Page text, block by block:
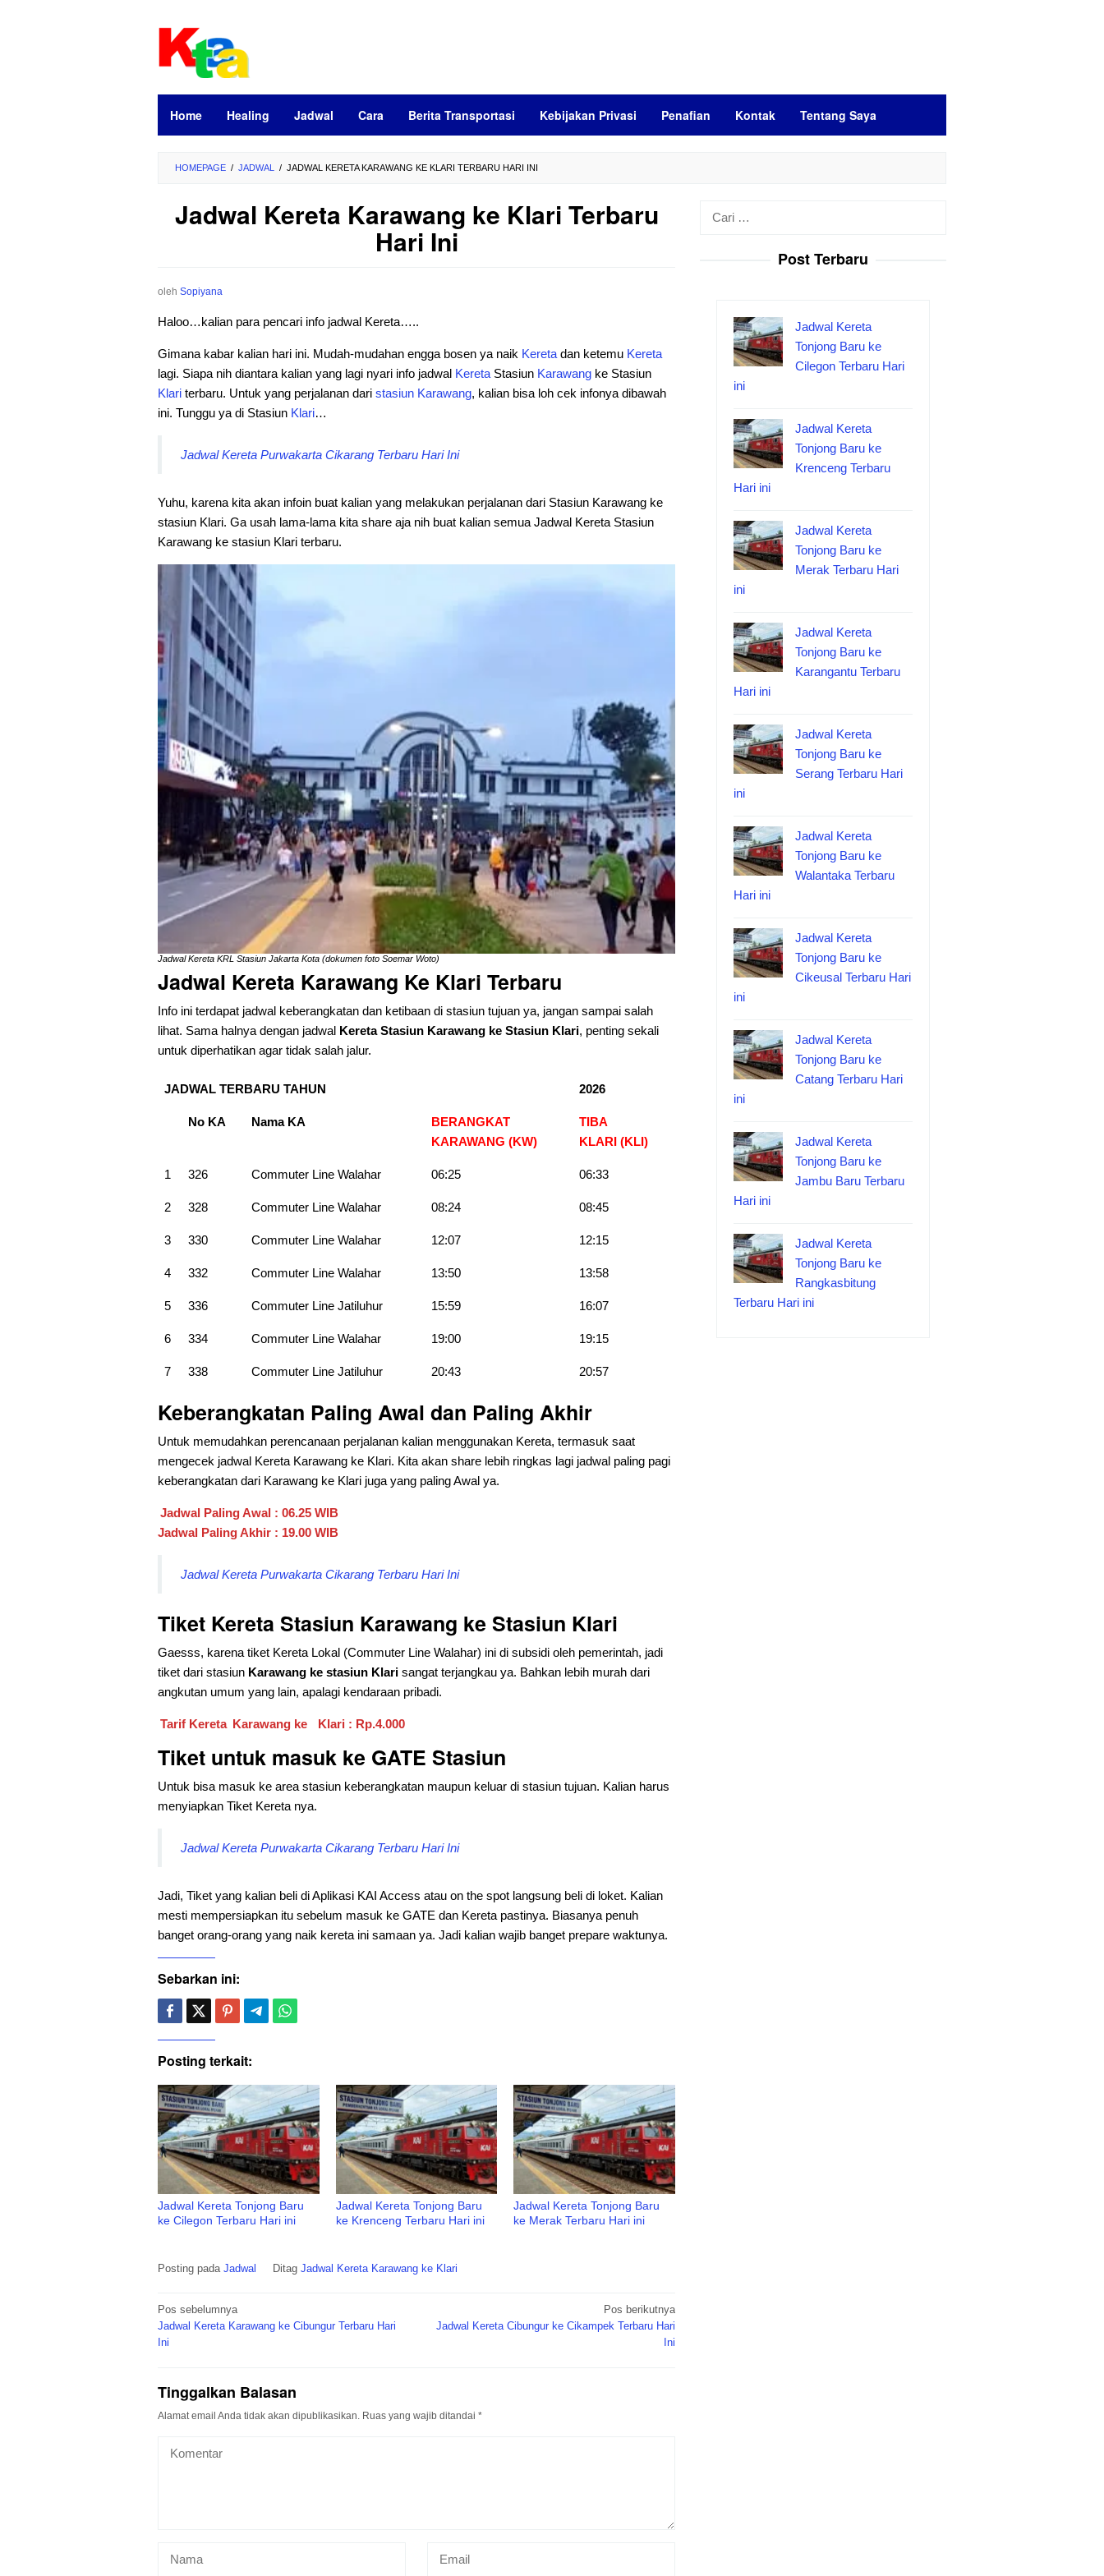
Home Healing Jadwal Cara Berita Transportasi Kebijakan Privasi Penafian Kontak Tentang Saya
HOMEPAGE / JADWAL / JADWAL KERETA KARAWANG KE KLARI TERBARU HARI INI
Jadwal Kereta Karawang ke Klari Terbaru
Hari Ini
oleh Sopiyana
Haloo…kalian para pencari info jadwal Kereta…..
Gimana kabar kalian hari ini. Mudah-mudahan engga bosen ya naik Kereta dan ketemu Kereta
lagi. Siapa nih diantara kalian yang lagi nyari info jadwal Kereta Stasiun Karawang ke Stasiun
Klari terbaru. Untuk yang perjalanan dari stasiun Karawang, kalian bisa loh cek infonya dibawah
ini. Tunggu ya di Stasiun Klari…
Jadwal Kereta Purwakarta Cikarang Terbaru Hari Ini
Yuhu, karena kita akan infoin buat kalian yang melakukan perjalanan dari Stasiun Karawang ke
stasiun Klari. Ga usah lama-lama kita share aja nih buat kalian semua Jadwal Kereta Stasiun
Karawang ke stasiun Klari terbaru.
Jadwal Kereta KRL Stasiun Jakarta Kota (dokumen foto Soemar Woto)
Jadwal Kereta Karawang Ke Klari Terbaru
Info ini terdapat jadwal keberangkatan dan ketibaan di stasiun tujuan ya, jangan sampai salah
lihat. Sama halnya dengan jadwal Kereta Stasiun Karawang ke Stasiun Klari, penting sekali
untuk diperhatikan agar tidak salah jalur.
JADWAL TERBARU TAHUN 2026
No KA Nama KA
BERANGKAT
KARAWANG (KW)
TIBA
KLARI (KLI)
1 326 Commuter Line Walahar 06:25 06:33
2 328 Commuter Line Walahar 08:24 08:45
3 330 Commuter Line Walahar 12:07 12:15
4 332 Commuter Line Walahar 13:50 13:58
5 336 Commuter Line Jatiluhur 15:59 16:07
6 334 Commuter Line Walahar 19:00 19:15
7 338 Commuter Line Jatiluhur 20:43 20:57
Keberangkatan Paling Awal dan Paling Akhir
Untuk memudahkan perencanaan perjalanan kalian menggunakan Kereta, termasuk saat
mengecek jadwal Kereta Karawang ke Klari. Kita akan share lebih ringkas lagi jadwal paling pagi
keberangkatan dari Karawang ke Klari juga yang paling Awal ya.
Jadwal Paling Awal : 06.25 WIB
Jadwal Paling Akhir : 19.00 WIB
Jadwal Kereta Purwakarta Cikarang Terbaru Hari Ini
Tiket Kereta Stasiun Karawang ke Stasiun Klari
Gaesss, karena tiket Kereta Lokal (Commuter Line Walahar) ini di subsidi oleh pemerintah, jadi
tiket dari stasiun Karawang ke stasiun Klari sangat terjangkau ya. Bahkan lebih murah dari
angkutan umum yang lain, apalagi kendaraan pribadi.
Tarif Kereta Karawang ke Klari : Rp.4.000
Tiket untuk masuk ke GATE Stasiun
Untuk bisa masuk ke area stasiun keberangkatan maupun keluar di stasiun tujuan. Kalian harus
menyiapkan Tiket Kereta nya.
Jadwal Kereta Purwakarta Cikarang Terbaru Hari Ini
Jadi, Tiket yang kalian beli di Aplikasi KAI Access atau on the spot langsung beli di loket. Kalian
mesti mempersiapkan itu sebelum masuk ke GATE dan Kereta pastinya. Biasanya penuh
banget orang-orang yang naik kereta ini samaan ya. Jadi kalian wajib banget prepare waktunya.
Sebarkan ini:
Posting terkait:
Jadwal Kereta Tonjong Baru
ke Cilegon Terbaru Hari ini
Jadwal Kereta Tonjong Baru
ke Krenceng Terbaru Hari ini
Jadwal Kereta Tonjong Baru
ke Merak Terbaru Hari ini
Posting pada Jadwal Ditag Jadwal Kereta Karawang ke Klari
Navigasi
pos
Pos sebelumnya
Jadwal Kereta Karawang ke Cibungur Terbaru Hari
Ini
Pos berikutnya
Jadwal Kereta Cibungur ke Cikampek Terbaru Hari
Ini
Tinggalkan Balasan
Alamat email Anda tidak akan dipublikasikan. Ruas yang wajib ditandai *
Post Terbaru
Jadwal Kereta
Tonjong Baru ke
Cilegon Terbaru Hari
ini
Jadwal Kereta
Tonjong Baru ke
Krenceng Terbaru
Hari ini
Jadwal Kereta
Tonjong Baru ke
Merak Terbaru Hari
ini
Jadwal Kereta
Tonjong Baru ke
Karangantu Terbaru
Hari ini
Jadwal Kereta
Tonjong Baru ke
Serang Terbaru Hari
ini
Jadwal Kereta
Tonjong Baru ke
Walantaka Terbaru
Hari ini
Jadwal Kereta
Tonjong Baru ke
Cikeusal Terbaru Hari
ini
Jadwal Kereta
Tonjong Baru ke
Catang Terbaru Hari
ini
Jadwal Kereta
Tonjong Baru ke
Jambu Baru Terbaru
Hari ini
Jadwal Kereta
Tonjong Baru ke
Rangkasbitung
Terbaru Hari ini